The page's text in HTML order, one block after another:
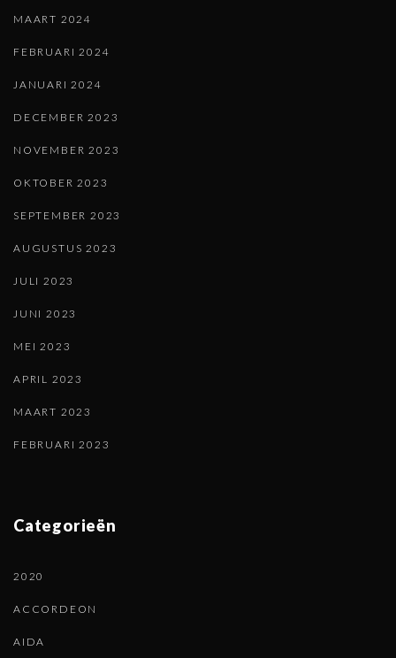
MAART 2024
FEBRUARI 2024
JANUARI 2024
DECEMBER 2023
NOVEMBER 2023
OKTOBER 2023
SEPTEMBER 2023
AUGUSTUS 2023
JULI 2023
JUNI 2023
MEI 2023
APRIL 2023
MAART 2023
FEBRUARI 2023
Categorieën
2020
ACCORDEON
AIDA